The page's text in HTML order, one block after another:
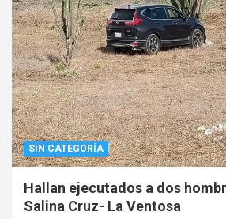
SIN CATEGORÍA
Hallan ejecutados a dos
Salina Cruz- La Ventosa